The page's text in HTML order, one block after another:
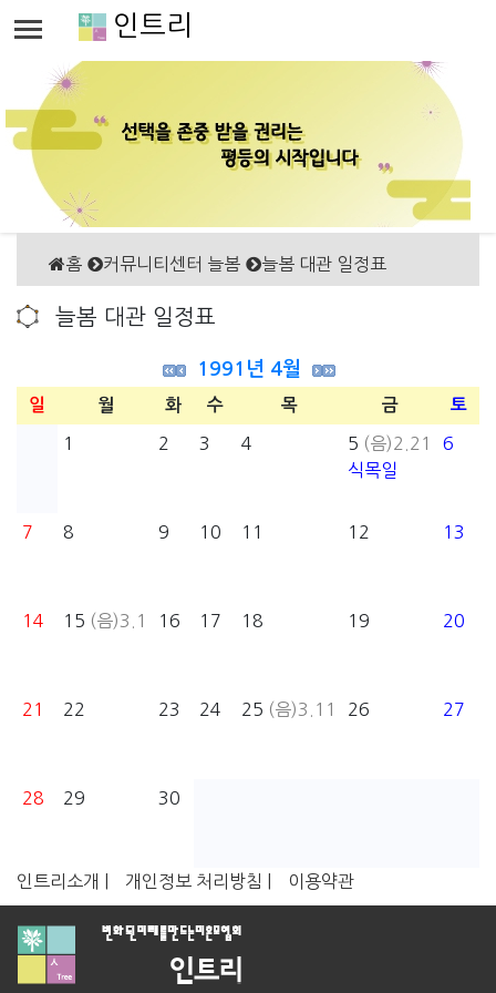
인트리
홈 커뮤니티센터 늘봄 늘봄 대관 일정표
늘봄 대관 일정표
1991년 4월
일 월 화 수 목 금 토
1 2 3 4 5 (음)2.21
식목일
6
7 8 9 10 11 12 13
14 15 (음)3.1 16 17 18 19 20
21 22 23 24 25 (음)3.11 26 27
28 29 30
인트리소개 | 개인정보 처리방침 | 이용약관